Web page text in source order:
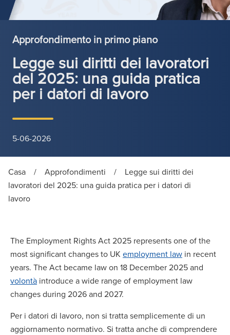
Approfondimento in primo piano
Legge sui diritti dei lavoratori
del 2025: una guida pratica
per i datori di lavoro
5-06-2026
Casa / Approfondimenti /
Legge sui diritti dei
lavoratori del 2025: una guida pratica per i datori di
lavoro
The Employment Rights Act 2025 represents one of the
most significant changes to UK employment law in recent
years. The Act became law on 18 December 2025 and
volontà introduce a wide range of employment law
changes during 2026 and 2027.
Per i datori di lavoro, non si tratta semplicemente di un
aggiornamento normativo. Si tratta anche di comprendere